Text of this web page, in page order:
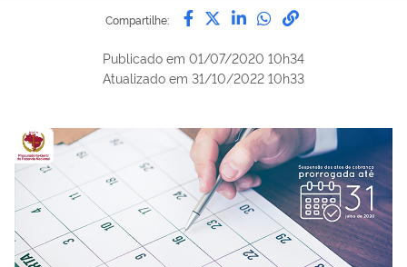
Compartilhe: Compartilhe por Facebook
Compartilhe por Twitter
Compartilhe por
Compartilhe
link para
Publicado em 01/07/2020 10h34
Atualizado em 31/10/2022 10h33